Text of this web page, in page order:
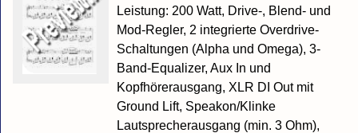
Leistung: 200 Watt, Drive-, Blend- und
Mod-Regler, 2 integrierte Overdrive-
Schaltungen (Alpha und Omega), 3-
Band-Equalizer, Aux In und
Kopfhörerausgang, XLR DI Out mit
Ground Lift, Speakon/Klinke
Lautsprecherausgang (min. 3 Ohm),